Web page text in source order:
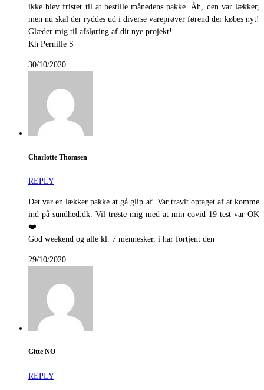
ikke blev fristet til at bestille månedens pakke. Åh, den var lækker,
men nu skal der ryddes ud i diverse vareprøver førend der købes nyt!
Glæder mig til afsløring af dit nye projekt!
Kh Pernille S
30/10/2020
Charlotte Thomsen
REPLY
Det var en lækker pakke at gå glip af. Var travlt optaget af at komme
ind på sundhed.dk. Vil trøste mig med at min covid 19 test var OK
❤️
God weekend og alle kl. 7 mennesker, i har fortjent den
29/10/2020
Gitte NO
REPLY